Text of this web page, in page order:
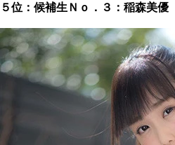
５位：候補生Ｎｏ．３：稲森美優